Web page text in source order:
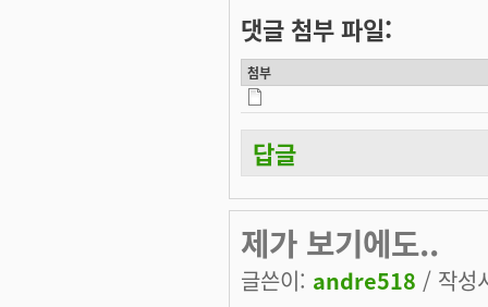
댓글 첨부 파일:
첨부
답글
제가 보기에도..
글쓴이: andre518 / 작성